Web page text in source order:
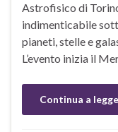
Astrofisico di
indimenticabile
pianeti, stelle e
L’evento inizia il
Continua a